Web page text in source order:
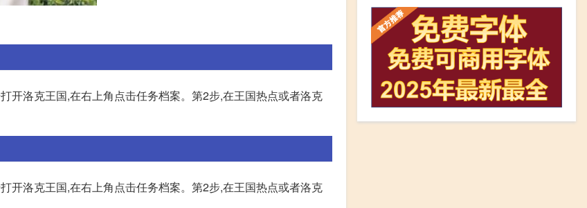
开洛克王国,在右上角点击任务档案。第2步,在王国热点或者洛克
开洛克王国,在右上角点击任务档案。第2步,在王国热点或者洛克